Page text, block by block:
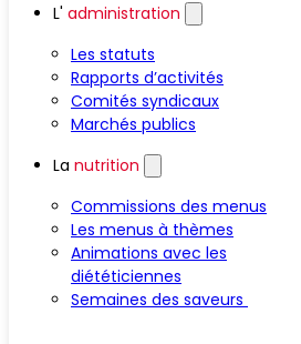
L' administration
Les statuts
Rapports d’activités
Comités syndicaux
Marchés publics
La nutrition
Commissions des menus
Les menus à thèmes
Animations avec les
diététiciennes
Semaines des saveurs